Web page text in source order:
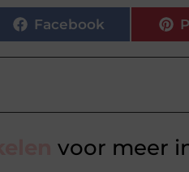
Facebook
voor meer